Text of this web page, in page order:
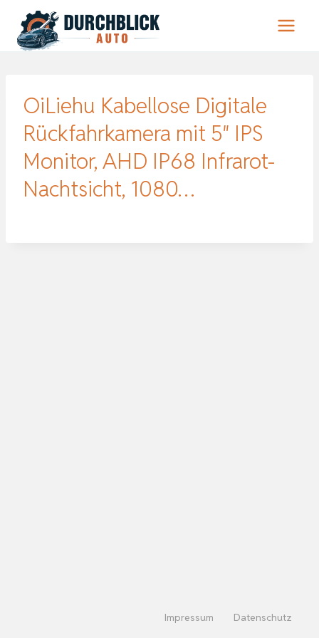
Inhalt
springen
OiLiehu Kabellose Digitale
Rückfahrkamera mit 5″ IPS
Monitor, AHD IP68 Infrarot-
Nachtsicht, 1080…
Impressum Datenschutz